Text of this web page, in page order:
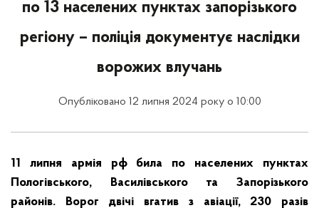
по 13 населених пунктах запорізького
регіону – поліція документує наслідки
ворожих влучань
Опубліковано 12 липня 2024 року о 10:00
11 липня армія рф била по населених пунктах
Пологівського, Василівського та Запорізького
районів. Ворог двічі вгатив з авіації, 230 разів